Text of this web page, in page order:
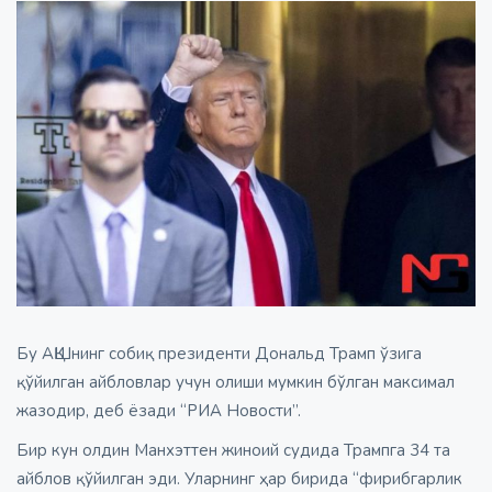
Бу АҚШнинг собиқ президенти Дональд Трамп ўзига
қўйилган айбловлар учун олиши мумкин бўлган максимал
жазодир, деб ёзади “РИА Новости”.
Бир кун олдин Манхэттен жиноий судида Трампга 34 та
айблов қўйилган эди. Уларнинг ҳар бирида “фирибгарлик